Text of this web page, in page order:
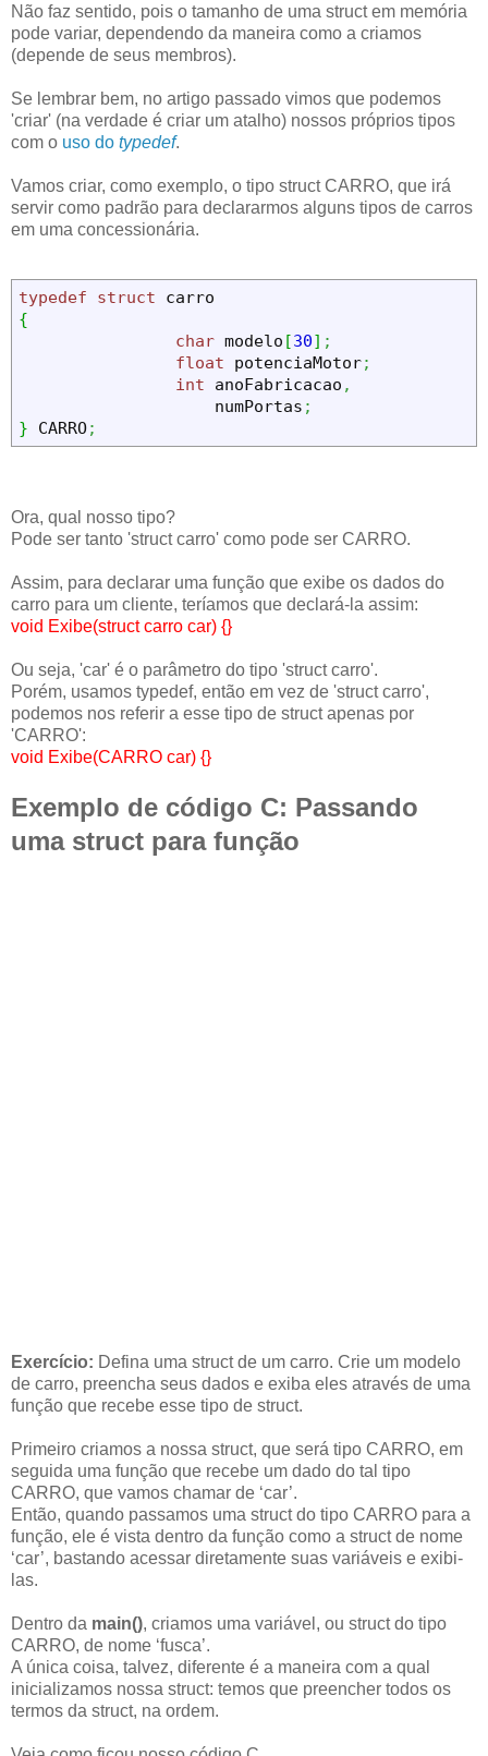
Não faz sentido, pois o tamanho de uma struct em memória
pode variar, dependendo da maneira como a criamos
(depende de seus membros).
Se lembrar bem, no artigo passado vimos que podemos
'criar' (na verdade é criar um atalho) nossos próprios tipos
com o uso do typedef.
Vamos criar, como exemplo, o tipo struct CARRO, que irá
servir como padrão para declararmos alguns tipos de carros
em uma concessionária.
typedef struct
{
char modelo [30] ;
float potenciaMotor;
int anoFabricacao ,
                    numPortas
;
} CARRO;
Ora, qual nosso tipo?
Pode ser tanto 'struct carro' como pode ser CARRO.
Assim, para declarar uma função que exibe os dados do
carro para um cliente, teríamos que declará-la assim:
void Exibe(struct carro car) {}
Ou seja, 'car' é o parâmetro do tipo 'struct carro'.
Porém, usamos typedef, então em vez de 'struct carro',
podemos nos referir a esse tipo de struct apenas por
'CARRO':
void Exibe(CARRO car) {}
Exemplo de código C: Passando
uma struct para função
Exercício: Defina uma struct de um carro. Crie um modelo
de carro, preencha seus dados e exiba eles através de uma
função que recebe esse tipo de struct.
Primeiro criamos a nossa struct, que será tipo CARRO, em
seguida uma função que recebe um dado do tal tipo
CARRO, que vamos chamar de ‘car’.
Então, quando passamos uma struct do tipo CARRO para a
função, ele é vista dentro da função como a struct de nome
‘car’, bastando acessar diretamente suas variáveis e exibi-
las.
Dentro da main(), criamos uma variável, ou struct do tipo
CARRO, de nome ‘fusca’.
A única coisa, talvez, diferente é a maneira com a qual
inicializamos nossa struct: temos que preencher todos os
termos da struct, na ordem.